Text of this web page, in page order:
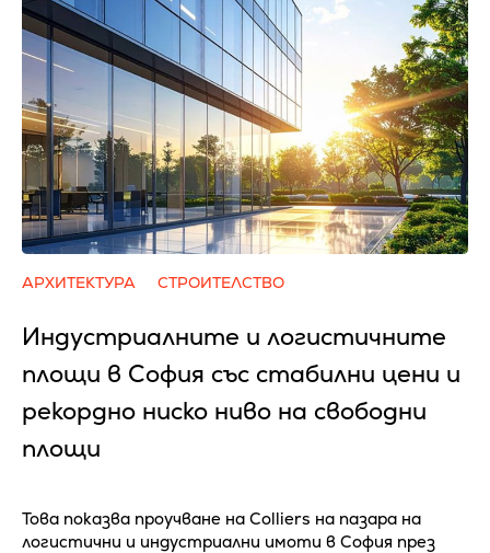
АРХИТЕКТУРА СТРОИТЕЛСТВО
Индустриалните и логистичните
площи в София със стабилни цени и
рекордно ниско ниво на свободни
площи
Това показва проучване на Colliers на пазара на
логистични и индустриални имоти в София през